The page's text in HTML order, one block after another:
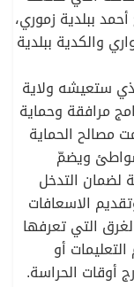
ببلدية زموري،
والكدية ببلدية
ستعيشه ولاية
مرافقة وحماية
مصالح الحماية
ويضمّ
لضمان التدخل
الاسعافات
التي تعرفها
أو
أوقات الحراسة.